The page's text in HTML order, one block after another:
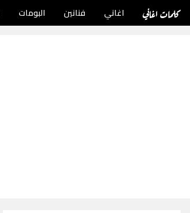
كلمات اغاني اغاني فنانين البومات